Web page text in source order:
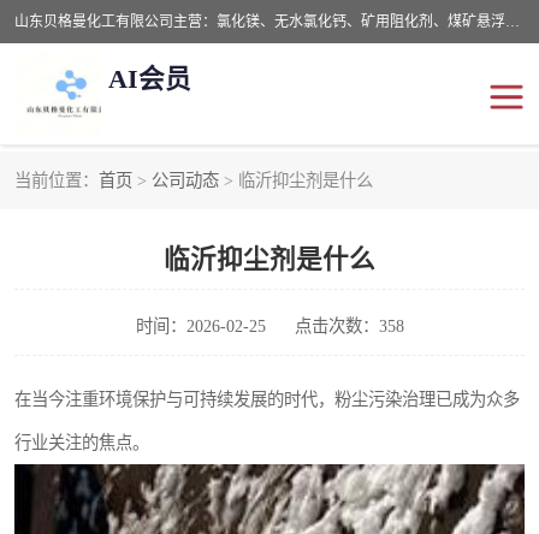
山东贝格曼化工有限公司主营：氯化镁、无水氯化钙、矿用阻化剂、煤矿悬浮剂、道路抑尘剂、氢氧化镁，防灭火剂等，公司位于山东省潍坊市滨海经济开发区,是专业从事对各种精细化工集研究、开发、制造于一体的现代化大型跨境化工企业，公司本着诚信经营、给每一位客户提供专业服务。
AI会员
当前位置： 首页 > 公司动态 > 临沂抑尘剂是什么
临沂抑尘剂是什么
时间：2026-02-25 点击次数：358
在当今注重环境保护与可持续发展的时代，粉尘污染治理已成为众多
行业关注的焦点。
氯化钙
抑尘剂
氢氧化镁